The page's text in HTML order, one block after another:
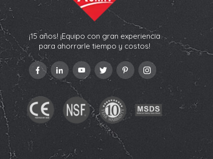
¡15 años! ¡Equipo con gran experiencia
para ahorrarle tiempo y costos!